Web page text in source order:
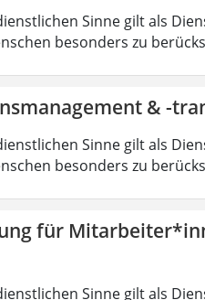
Sinne gilt als
besonders zu
& -
Sinne gilt als
besonders zu
für
Sinne gilt als